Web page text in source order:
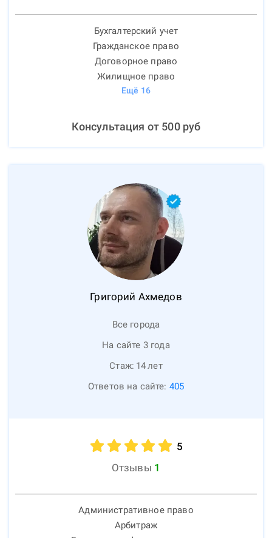
Бухгалтерский учет
Гражданское право
Договорное право
Жилищное право
Ещё 16
Консультация от 500руб
Григорий Ахмедов
Все города
На сайте 3 года
Стаж: 14лет
Ответов на сайте: 405
5
Отзывы 1
Административное право
Арбитраж